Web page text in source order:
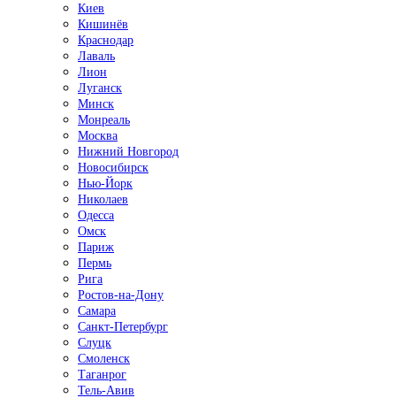
Киев
Кишинёв
Краснодар
Лаваль
Лион
Луганск
Минск
Монреаль
Москва
Нижний Новгород
Новосибирск
Нью-Йорк
Николаев
Одесса
Омск
Париж
Пермь
Рига
Ростов-на-Дону
Самара
Санкт-Петербург
Слуцк
Смоленск
Таганрог
Тель-Авив